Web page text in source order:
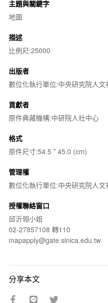
主題與關鍵字
地圖
描述
比例尺:25000
出版者
數位化執行單位:中央研究院人
貢獻者
原件典藏機構:中研院人社中心
格式
原件尺寸:54.5 * 45.0 (cm)
管理權
數位化執行單位:中央研究院人
授權聯絡窗口
邱沂翎小姐
02-27857108 轉110
mapapply@gate.sinica.edu.tw
分享本文